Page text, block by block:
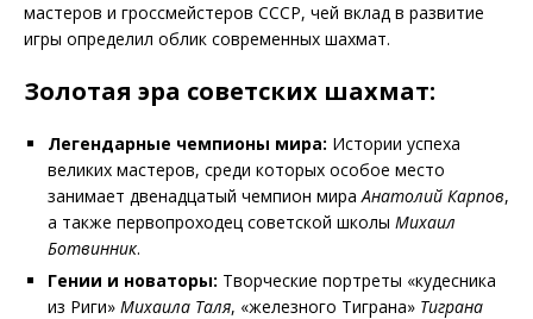
мастеров и гроссмейстеров СССР, чей вклад в развитие
игры определил облик современных шахмат.
Золотая эра советских шахмат:
Легендарные чемпионы мира: Истории успеха
великих мастеров, среди которых особое место
занимает двенадцатый чемпион мираАнатолий Карпов,
а также первопроходец советской школы Михаил
Ботвинник.
Гении и новаторы: Творческие портреты «кудесника
из Риги» Михаила Таля, «железного Тиграна» Тиграна